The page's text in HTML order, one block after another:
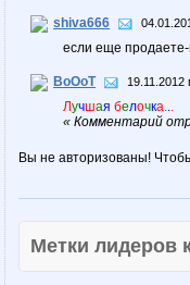
shiva666
если еще продаете-
BoOoT 19.11.2012
Лучшая белочка...
« Комментарий
Вы не авторизованы!
Метки